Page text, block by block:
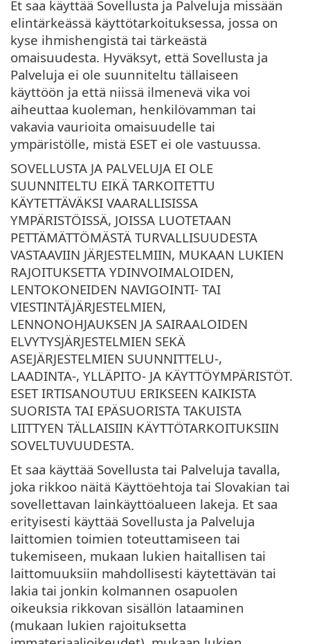
Et saa käyttää Sovellusta ja Palveluja missään
elintärkeässä käyttötarkoituksessa, jossa on
kyse ihmishengistä tai tärkeästä
omaisuudesta. Hyväksyt, että Sovellusta ja
Palveluja ei ole suunniteltu tällaiseen
käyttöön ja että niissä ilmenevä vika voi
aiheuttaa kuoleman, henkilövamman tai
vakavia vaurioita omaisuudelle tai
ympäristölle, mistä ESET ei ole vastuussa.
SOVELLUSTA JA PALVELUJA EI OLE
SUUNNITELTU EIKÄ TARKOITETTU
KÄYTETTÄVÄKSI VAARALLISISSA
YMPÄRISTÖISSÄ, JOISSA LUOTETAAN
PETTÄMÄTTÖMÄSTÄ TURVALLISUUDESTA
VASTAAVIIN JÄRJESTELMIIN, MUKAAN LUKIEN
RAJOITUKSETTA YDINVOIMALOIDEN,
LENTOKONEIDEN NAVIGOINTI- TAI
VIESTINTÄJÄRJESTELMIEN,
LENNONOHJAUKSEN JA SAIRAALOIDEN
ELVYTYSJÄRJESTELMIEN SEKÄ
ASEJÄRJESTELMIEN SUUNNITTELU-,
LAADINTA-, YLLÄPITO- JA KÄYTTÖYMPÄRISTÖT.
ESET IRTISANOUTUU ERIKSEEN KAIKISTA
SUORISTA TAI EPÄSUORISTA TAKUISTA
LIITTYEN TÄLLAISIIN KÄYTTÖTARKOITUKSIIN
SOVELTUVUUDESTA.
Et saa käyttää Sovellusta tai Palveluja tavalla,
joka rikkoo näitä Käyttöehtoja tai Slovakian tai
sovellettavan lainkäyttöalueen lakeja. Et saa
erityisesti käyttää Sovellusta ja Palveluja
laittomien toimien toteuttamiseen tai
tukemiseen, mukaan lukien haitallisen tai
laittomuuksiin mahdollisesti käytettävän tai
lakia tai jonkin kolmannen osapuolen
oikeuksia rikkovan sisällön lataaminen
(mukaan lukien rajoituksetta